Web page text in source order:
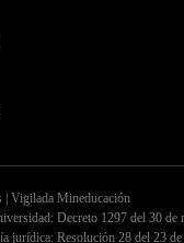
| Vigilada Mineducación
Decreto 1297 del 30 de
jurídica: Resolución 28 del 23